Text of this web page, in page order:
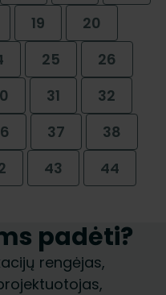
19
20
25
26
31
32
37
38
43
44
padėti?
rengėjas,